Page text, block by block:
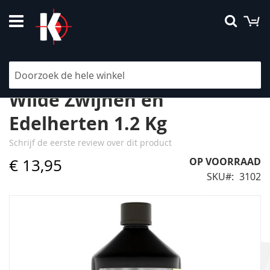
naar
de
1a-OrigiTar Lokmiddel voor
Wilde Zwijnen en
Edelherten 1.2 Kg
Schrijf de eerste review over dit product
€ 13,95
OP VOORRAAD
SKU
3102